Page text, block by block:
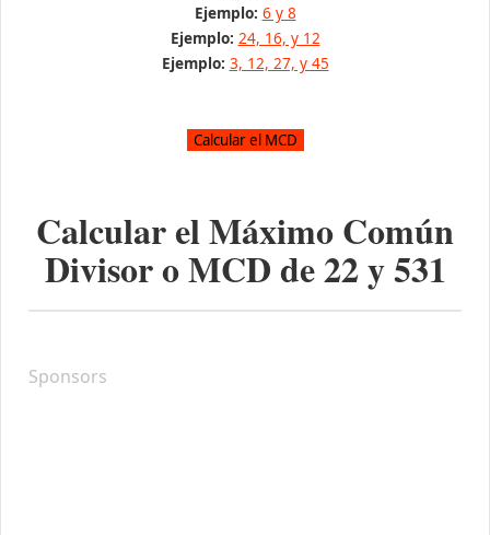
Ejemplo: 6 y 8
Ejemplo: 24, 16, y 12
Ejemplo: 3, 12, 27, y 45
Calcular el Máximo Común
Divisor o MCD de22y531
Sponsors